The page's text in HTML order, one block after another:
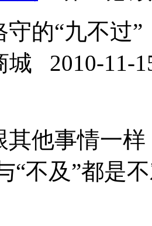
的“九不过”
城 2010-11-
事情一样
“不及”都是